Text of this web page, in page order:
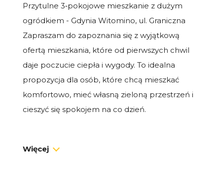
Przytulne 3‑pokojowe mieszkanie z dużym
ogródkiem - Gdynia Witomino, ul. Graniczna
Zapraszam do zapoznania się z wyjątkową
ofertą mieszkania, które od pierwszych chwil
daje poczucie ciepła i wygody. To idealna
propozycja dla osób, które chcą mieszkać
komfortowo, mieć własną zieloną przestrzeń i
cieszyć się spokojem na co dzień.
Duży prywatny ogródek - idealny na poranną
Więcej